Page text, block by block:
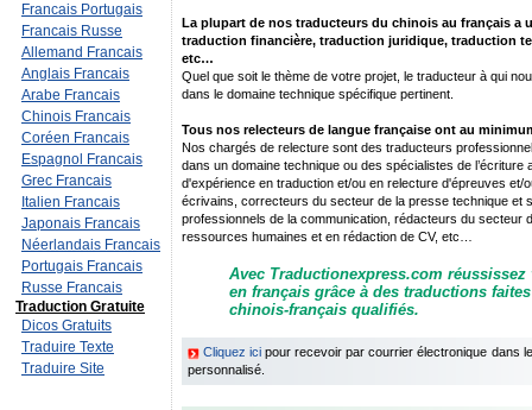
Francais Portugais
Francais Russe
Allemand Francais
Anglais Francais
Arabe Francais
Chinois Francais
Coréen Francais
Espagnol Francais
Grec Francais
Italien Francais
Japonais Francais
Néerlandais Francais
Portugais Francais
Russe Francais
Traduction Gratuite
Dicos Gratuits
Traduire Texte
Traduire Site
La plupart de nos traducteurs du chinois au français a
traduction financière, traduction juridique, traduction
etc…
Quel que soit le thème de votre projet, le traducteur à qui
dans le domaine technique spécifique pertinent.
Tous nos relecteurs de langue française ont au
Nos chargés de relecture sont des traducteurs
dans un domaine technique ou des spécialistes de l’écriture
d'expérience en traduction et/ou en relecture d'épreuves et/
écrivains, correcteurs du secteur de la presse technique et
professionnels de la communication, rédacteurs du secteur
ressources humaines et en rédaction de CV, etc…
Avec Traductionexpress.com
en français grâce à des traductions
chinois-français qualifiés.
Cliquez ici pour recevoir par courrier électronique dans
personnalisé.